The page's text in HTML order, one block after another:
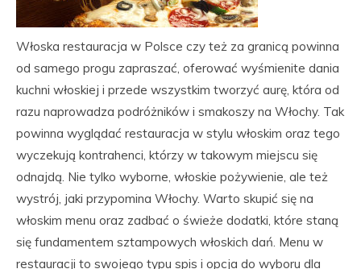
Włoska restauracja w Polsce czy też za granicą powinna
od samego progu zapraszać, oferować wyśmienite dania
kuchni włoskiej i przede wszystkim tworzyć aurę, która od
razu naprowadza podróżników i smakoszy na Włochy. Tak
powinna wyglądać restauracja w stylu włoskim oraz tego
wyczekują kontrahenci, którzy w takowym miejscu się
odnajdą. Nie tylko wyborne, włoskie pożywienie, ale też
wystrój, jaki przypomina Włochy. Warto skupić się na
włoskim menu oraz zadbać o świeże dodatki, które staną
się fundamentem sztampowych włoskich dań. Menu w
restauracji to swojego typu spis i opcja do wyboru dla